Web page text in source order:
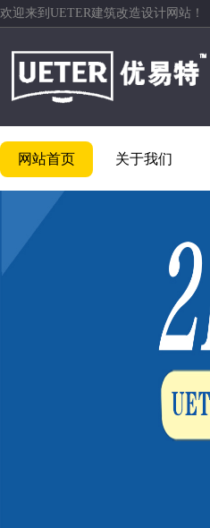
欢迎来到UETER建筑改造设计网站！
网站首页 关于我们